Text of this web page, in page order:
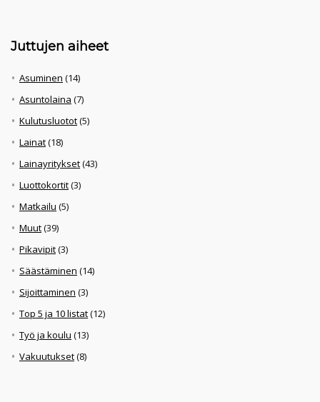
Juttujen aiheet
Asuminen (14)
Asuntolaina (7)
Kulutusluotot(5)
Lainat(18)
Lainayritykset(43)
Luottokortit(3)
Matkailu (5)
Muut(39)
Pikavipit(3)
Säästäminen (14)
Sijoittaminen (3)
Top 5 ja 10 listat(12)
Työ ja koulu (13)
Vakuutukset(8)